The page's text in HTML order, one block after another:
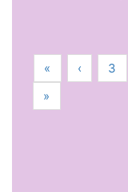
« ‹ 3
»